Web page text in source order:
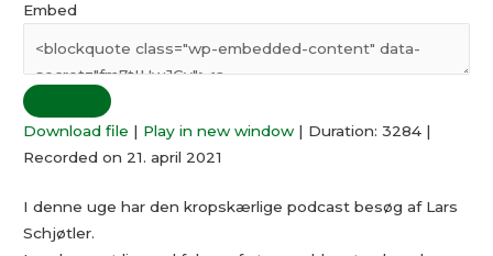
Embed
Download file | Play in new window | Duration: 3284 |
Recorded on 21. april 2021
I denne uge har den kropskærlige podcast besøg af Lars
Schjøtler.